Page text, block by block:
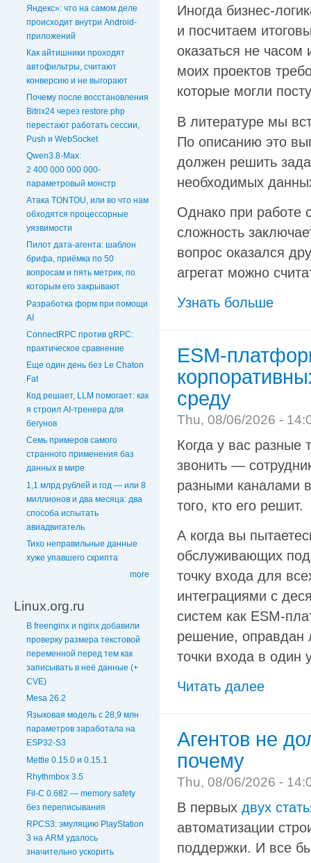
Яндекс»: что на самом деле
происходит внутри Android-
приложений
Как айтишники проходят
автофильтры, считают
конверсию и не выгорают
Почему после восстановления
Bitrix24 через restore.php
перестают работать сессии,
Push и WebSocket
Qwen3.8-Max:
2 400 000 000 000-
параметровый монстр
Атака TONTOU, или во что нам
обходятся процессорные
уязвимости
Пилот дата-агента: шаблон
брифа, приёмка по 50
вопросам и пять метрик, по
которым его закрывают
Разработка форм при помощи
AI
ConnectRPC против gRPC:
практическое сравнение
Еще один день без Le Chaton
Fat
Код решает, LLM помогает: как
я строил AI-тренера для
бегунов
Семь примеров самого
странного применения баз
данных в мире
1,1 млрд рублей и год — или 8
миллионов и два месяца: два
способа испытать
авиадвигатель
Тихо неправильные данные
хуже упавшего скрипта
more
Linux.org.ru
В freenginx и nginx добавили
проверку размера текстовой
переменной перед тем как
записывать в неё данные (+
CVE)
Mesa 26.2
Языковая модель с 28,9 млн
параметров заработала на
ESP32-S3
Mettle 0.15.0 и 0.15.1
Rhythmbox 3.5
Fil-C 0.682 — memory safety
без переписывания
RPCS3: эмуляцию PlayStation
3 на ARM удалось
значительно ускорить
Иногда бизнес-
и посчитаем
оказаться не
моих проектов
которые могли
В литературе мы
По описанию это
должен решить
необходимых
Однако при работе
сложность
вопрос оказался
агрегат можно
Узнать больше
ESM-
среду
Thu, 08/06/2026 -
Когда у вас разные
звонить —
разными каналами
того, кто его решит.
А когда вы
обслуживающих
точку входа для
интеграциями с
систем как ESM-
решение, оправдан
точки входа в один
Читать далее
Агентов не
почему
Thu, 08/06/2026 -
В первых двух
автоматизации
поддержки. И все